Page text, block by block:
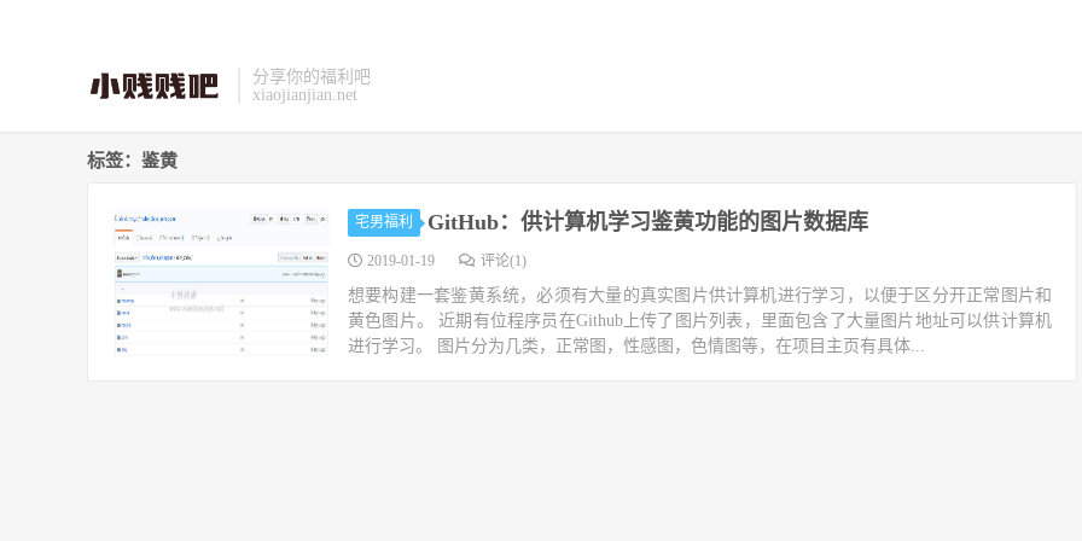
分享你的福利吧
xiaojianjian.net
标签：鉴黄
宅男福利 GitHub：供计算机学习鉴黄功能的图片数据库
2019-01-19 评论(1)
想要构建一套鉴黄系统，必须有大量的真实图片供计算机进行学习，以便于区分开正常图片和
黄色图片。 近期有位程序员在Github上传了图片列表，里面包含了大量图片地址可以供计算机
进行学习。 图片分为几类，正常图，性感图，色情图等，在项目主页有具体...